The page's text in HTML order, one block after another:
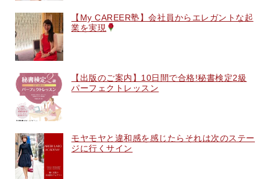
【My CAREER塾】会社員からエレガントな起
業を実現
【出版のご案内】10日間で合格!秘書検定2級
パーフェクトレッスン
モヤモヤと違和感を感じたらそれは次のステー
ジに行くサイン